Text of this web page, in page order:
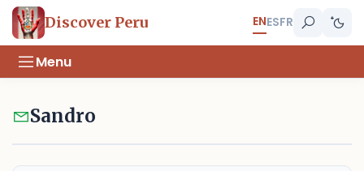
Discover Peru ENESFR
Menu
Sandro